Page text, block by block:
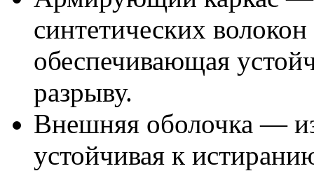
синтетических
обеспечивающая
разрыву.
Внешняя оболочка —
устойчивая к